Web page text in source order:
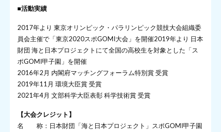
■活動実績
2017年より 東京オリンピック・パラリンピック競技大会組織委
員会主催で「東京2020スポGOMI大会」を開催2019年より 日本
財団 海と日本プロジェクトにて全国の高校生を対象とした「ス
ポGOMI甲子園」を開催
2016年2月 内閣府マッチングフォーラム特別賞 受賞
2019年11月 環境大臣賞 受賞
2021年4月 文部科学大臣表彰 科学技術賞 受賞
【大会クレジット】
名 称：日本財団「海と日本プロジェクト」スポGOMI甲子園